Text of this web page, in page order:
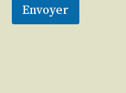
Envoyer